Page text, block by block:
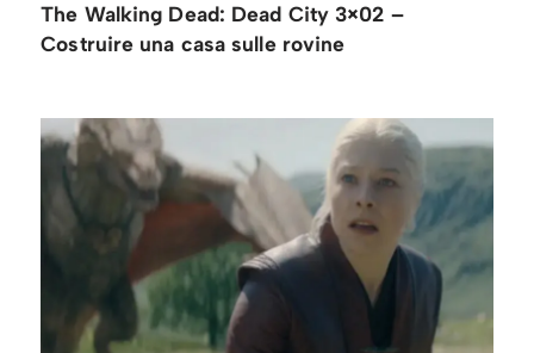
The Walking Dead: Dead City 3×02 –
Costruire una casa sulle rovine